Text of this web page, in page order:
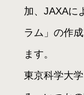
加、JAXAに
ラム」の作
ます。
東京科学大